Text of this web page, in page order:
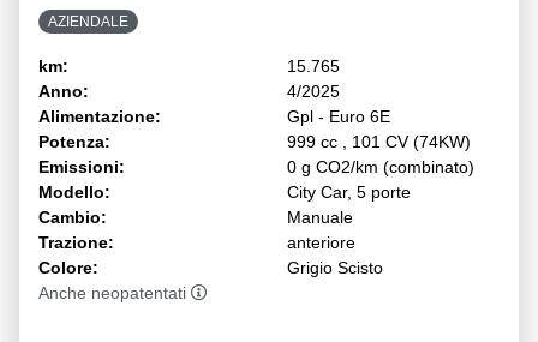
AZIENDALE
km:
15.765
Anno:
4/2025
Alimentazione:
Gpl - Euro 6E
Potenza:
999 cc , 101 CV (74KW)
Emissioni:
0 g CO2/km (combinato)
Modello:
City Car, 5 porte
Cambio:
Manuale
Trazione:
anteriore
Colore:
Grigio Scisto
Anche neopatentati